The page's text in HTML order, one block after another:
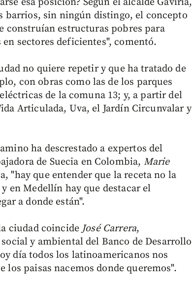
barrios, sin ningún distingo, el concepto
construían estructuras pobres para
sectores deficientes", comentó.
no quiere repetir y que ha tratado de
con obras como las de los parques
de la comuna 13; y, a partir del
Articulada, Uva, el Jardín Circunvalar y
ha descrestado a expertos del
de Suecia en Colombia, Marie
"hay que entender que la receta no la
en Medellín hay que destacar el
a donde están".
ciudad coincideJosé Carrera,
y ambiental del Banco de Desarrollo
día todos los latinoamericanos nos
los paisas nacemos donde queremos".